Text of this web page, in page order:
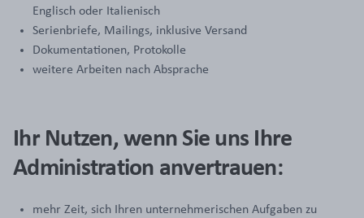
Englisch oder Italienisch
Serienbriefe, Mailings, inklusive Versand
Dokumentationen, Protokolle
weitere Arbeiten nach Absprache
Ihr Nutzen, wenn Sie uns Ihre
Administration anvertrauen:
mehr Zeit, sich Ihren unternehmerischen Aufgaben zu